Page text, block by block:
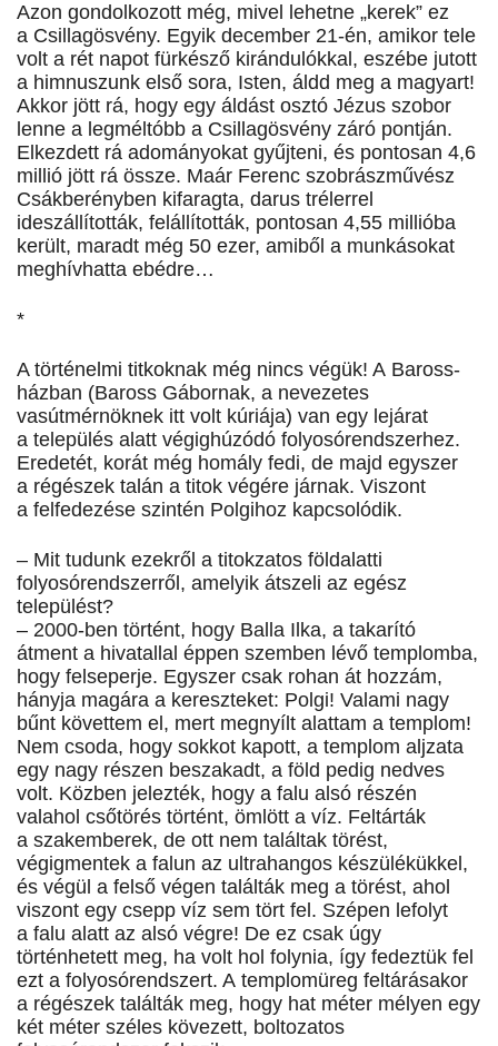
Azon gondolkozott még, mivel lehetne „kerek” ez
a Csillagösvény. Egyik december 21-én, amikor tele
volt a rét napot fürkésző kirándulókkal, eszébe jutott
a himnuszunk első sora, Isten, áldd meg a magyart!
Akkor jött rá, hogy egy áldást osztó Jézus szobor
lenne a legméltóbb a Csillagösvény záró pontján.
Elkezdett rá adományokat gyűjteni, és pontosan 4,6
millió jött rá össze. Maár Ferenc szobrászművész
Csákberényben kifaragta, darus trélerrel
ideszállították, felállították, pontosan 4,55 millióba
került, maradt még 50 ezer, amiből a munkásokat
meghívhatta ebédre…
*
A történelmi titkoknak még nincs végük! A Baross-
házban (Baross Gábornak, a nevezetes
vasútmérnöknek itt volt kúriája) van egy lejárat
a település alatt végighúzódó folyosórendszerhez.
Eredetét, korát még homály fedi, de majd egyszer
a régészek talán a titok végére járnak. Viszont
a felfedezése szintén Polgihoz kapcsolódik.
– Mit tudunk ezekről a titokzatos földalatti
folyosórendszerről, amelyik átszeli az egész
települést?
– 2000-ben történt, hogy Balla Ilka, a takarító
átment a hivatallal éppen szemben lévő templomba,
hogy felseperje. Egyszer csak rohan át hozzám,
hányja magára a kereszteket: Polgi! Valami nagy
bűnt követtem el, mert megnyílt alattam a templom!
Nem csoda, hogy sokkot kapott, a templom aljzata
egy nagy részen beszakadt, a föld pedig nedves
volt. Közben jelezték, hogy a falu alsó részén
valahol csőtörés történt, ömlött a víz. Feltárták
a szakemberek, de ott nem találtak törést,
végigmentek a falun az ultrahangos készülékükkel,
és végül a felső végen találták meg a törést, ahol
viszont egy csepp víz sem tört fel. Szépen lefolyt
a falu alatt az alsó végre! De ez csak úgy
történhetett meg, ha volt hol folynia, így fedeztük fel
ezt a folyosórendszert. A templomüreg feltárásakor
a régészek találták meg, hogy hat méter mélyen egy
két méter széles kövezett, boltozatos